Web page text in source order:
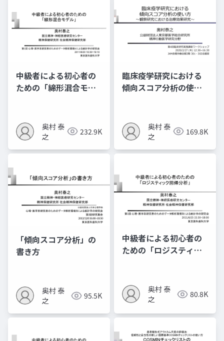
中級者による初心者の
ための「綿形混合モデ
奥村 泰
之
232.9K
臨床疫学研究における
傾向スコア分析の使い
奥村 泰
之
169.8K
「傾向スコア分析」の
書き方
奥村 泰
之
95.5K
中級者による初心者の
ための「ロジスティッ
奥村 泰
之
80.8K